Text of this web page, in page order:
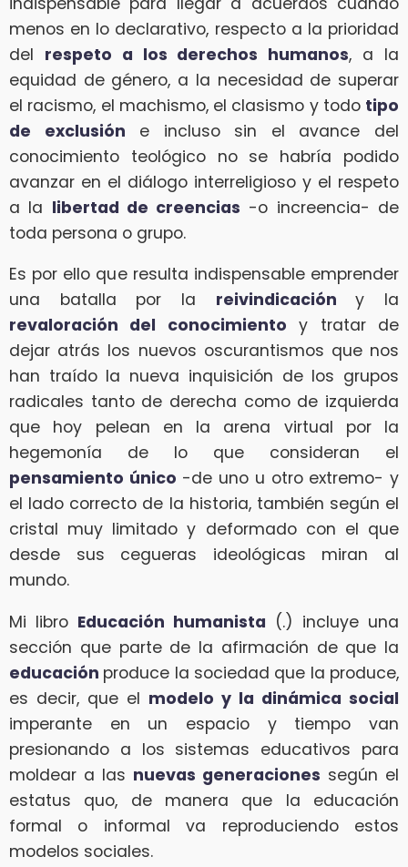
menos en lo declarativo, respecto a la prioridad
del respeto a los derechos humanos, a la
equidad de género, a la necesidad de superar
el racismo, el machismo, el clasismo y todo tipo
de exclusión e incluso sin el avance del
conocimiento teológico no se habría podido
avanzar en el diálogo interreligioso y el respeto
a la libertad de creencias -o increencia- de
toda persona o grupo.
Es por ello que resulta indispensable emprender
una batalla por la reivindicacióny la
revaloración del conocimiento y tratar de
dejar atrás los nuevos oscurantismos que nos
han traído la nueva inquisición de los grupos
radicales tanto de derecha como de izquierda
que hoy pelean en la arena virtual por la
hegemonía de lo que consideran el
pensamiento único -de uno u otro extremo- y
el lado correcto de la historia, también según el
cristal muy limitado y deformado con el que
desde sus cegueras ideológicas miran al
mundo.
Mi libro Educación humanista (.) incluye una
sección que parte de la afirmación de que la
educación produce la sociedad que la produce,
es decir, que el modelo y la dinámica social
imperante en un espacio y tiempo van
presionando a los sistemas educativos para
moldear a las nuevas generaciones según el
estatus quo, de manera que la educación
formal o informal va reproduciendo estos
modelos sociales.